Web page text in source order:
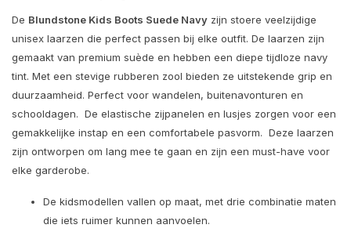
De Blundstone Kids Boots Suede Navy zijn stoere veelzijdige
unisex laarzen die perfect passen bij elke outfit. De laarzen zijn
gemaakt van premium suède en hebben een diepe tijdloze navy
tint. Met een stevige rubberen zool bieden ze uitstekende grip en
duurzaamheid. Perfect voor wandelen, buitenavonturen en
schooldagen. De elastische zijpanelen en lusjes zorgen voor een
gemakkelijke instap en een comfortabele pasvorm. Deze laarzen
zijn ontworpen om lang mee te gaan en zijn een must-have voor
elke garderobe.
De kidsmodellen vallen op maat, met drie combinatie maten
die iets ruimer kunnen aanvoelen.